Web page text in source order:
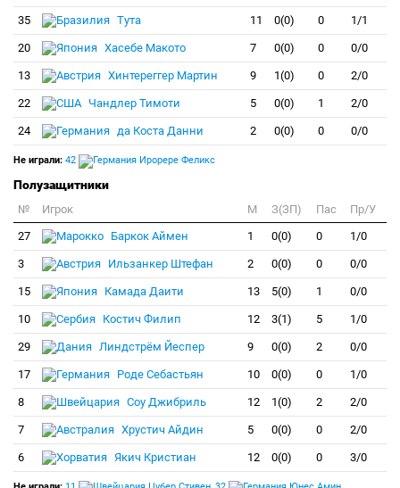
35 Тута 11 0(0) 0 1/1
20 Хасебе Макото 7 0(0) 0 0/0
13 Хинтереггер Мартин 9 1(0) 0 2/0
22 Чандлер Тимоти 5 0(0) 1 2/0
24 да Коста Данни 2 0(0) 0 0/0
Не играли: 42 Ирорере Феликс
Полузащитники
№ Игрок M З(ЗП) Пас
Пр/У
27
Баркок Аймен 1 0(0) 0 1/0
3 Ильзанкер Штефан 2 0(0) 0 0/0
15 Камада Даити 13 5(0) 1 0/0
10 Костич Филип 12 3(1) 5 1/0
29 Линдстрём Йеспер 9 0(0) 2 0/0
17 Роде Себастьян 10 0(0) 0 1/0
8 Соу Джибриль 12 1(0) 2 2/0
7 Хрустич Айдин 5 0(0) 0 2/0
6 Якич Кристиан 12 0(0) 0 3/0